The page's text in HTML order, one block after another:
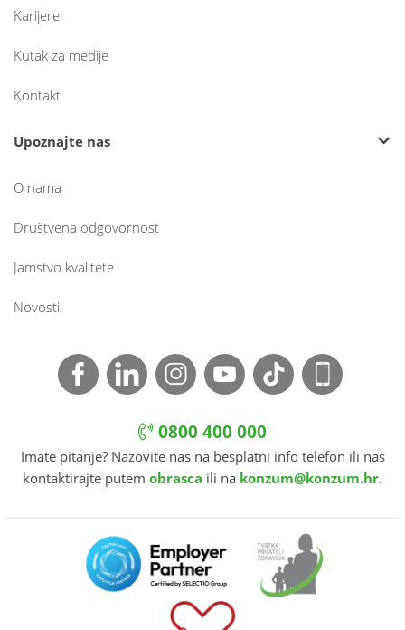
Karijere
Kutak za medije
Kontakt
Upoznajte nas
O nama
Društvena odgovornost
Jamstvo kvalitete
Novosti
0800 400 000
Imate pitanje? Nazovite nas na besplatni info telefon ili nas
kontaktirajte putem obrasca ili na konzum@konzum.hr.